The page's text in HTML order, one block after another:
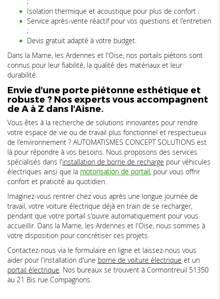
Isolation thermique et acoustique pour plus de confort ;
Service après-vente réactif pour vos questions et l'entretien
;
Devis gratuit adapté à votre budget.
Dans la Marne, les Ardennes et l'Oise, nos portails piétons sont
connus pour leur fiabilité, la qualité des matériaux et leur
durabilité.
Envie d'une porte piétonne esthétique et
robuste ? Nos experts vous accompagnent
de A à Z dans l'Aisne.
Vous êtes à la recherche de solutions innovantes pour rendre
votre espace de vie ou de travail plus fonctionnel et respectueux
de l'environnement ? AUTOMATISMES CONCEPT SOLUTIONS est
là pour répondre à vos besoins. Nous proposons des services
spécialisés dans l'installation de borne de recharge pour véhicules
électriques ainsi que la motorisation de portail, pour vous offrir
confort et praticité au quotidien.
Imaginez-vous rentrer chez vous après une longue journée de
travail, votre voiture électrique déjà en train de se recharger,
pendant que votre portail s'ouvre automatiquement pour vous
accueillir. Dans la Marne, les Ardennes et l'Oise, nous sommes à
votre disposition pour concrétiser ces projets.
Contactez-nous via le formulaire en ligne et laissez-nous vous
aider pour l'installation d'une borne de voiture électrique et un
portail électrique. Nos bureaux se trouvent à Cormontreuil 51350
au 21 Bis rue Compagnons.